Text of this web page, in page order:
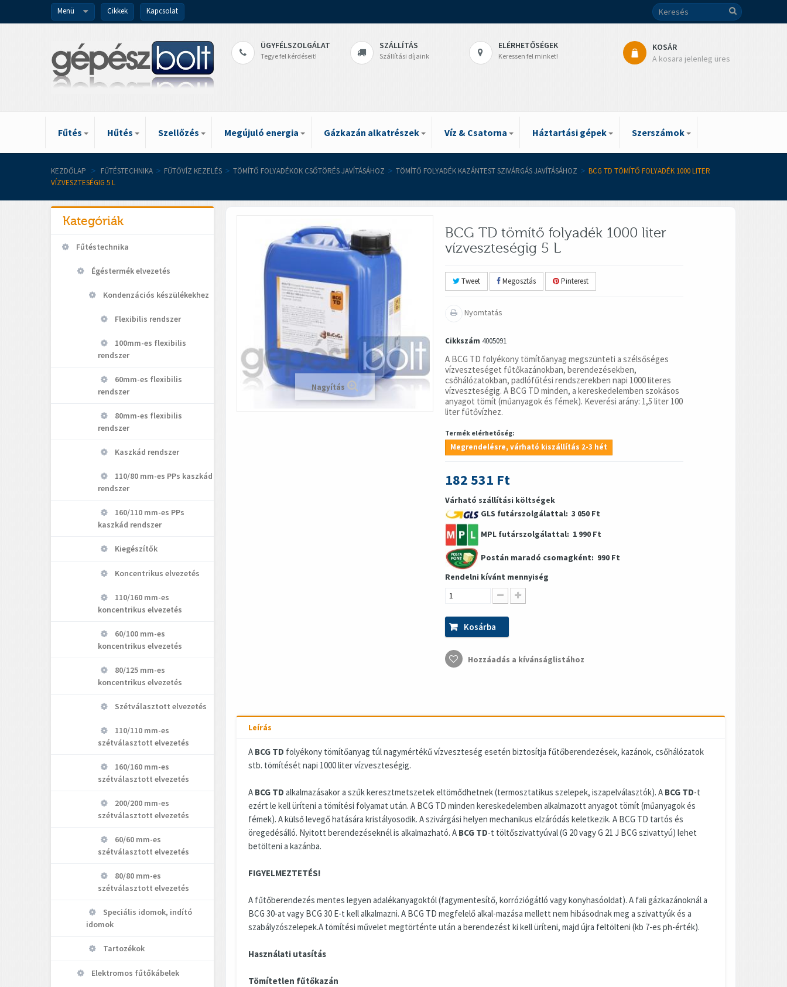
Menü Cikkek Kapcsolat
ÜGYFÉLSZOLGÁLAT
Tegye fel kérdéseit!
SZÁLLÍTÁS
Szállítási díjaink
ELÉRHETŐSÉGEK
Keressen fel minket!
KOSÁR
A kosara jelenleg üres
Fűtés Hűtés Szellőzés Megújuló energia Gázkazán alkatrészek Víz & Csatorna Háztartási gépek Szerszámok
KEZDŐLAP > FŰTÉSTECHNIKA > FŰTŐVÍZ KEZELÉS > TÖMÍTŐ FOLYADÉKOK CSŐTÖRÉS JAVÍTÁSÁHOZ > TÖMÍTŐ FOLYADÉK KAZÁNTEST SZIVÁRGÁS JAVÍTÁSÁHOZ > BCG TD TÖMÍTŐ FOLYADÉK 1000 LITER
VÍZVESZTESÉGIG 5 L
Kategóriák
Fűtéstechnika
Égéstermék elvezetés
Kondenzációs készülékekhez
Flexibilis rendszer
100mm-es flexibilis
rendszer
60mm-es flexibilis
rendszer
80mm-es flexibilis
rendszer
Kaszkád rendszer
110/80 mm-es PPs kaszkád
rendszer
160/110 mm-es PPs
kaszkád rendszer
Kiegészítők
Koncentrikus elvezetés
110/160 mm-es
koncentrikus elvezetés
60/100 mm-es
koncentrikus elvezetés
80/125 mm-es
koncentrikus elvezetés
Szétválasztott elvezetés
110/110 mm-es
szétválasztott elvezetés
160/160 mm-es
szétválasztott elvezetés
200/200 mm-es
szétválasztott elvezetés
60/60 mm-es
szétválasztott elvezetés
80/80 mm-es
szétválasztott elvezetés
Speciális idomok, indító
idomok
Tartozékok
Elektromos fűtőkábelek
Nagyítás
BCG TD tömítő folyadék 1000 liter
vízveszteségig 5 L
Tweet Megosztás Pinterest
Nyomtatás
Cikkszám 4005091
A BCG TD folyékony tömítőanyag megszünteti a szélsőséges
vízveszteséget fűtőkazánokban, berendezésekben,
csőhálózatokban, padlófűtési rendszerekben napi 1000 literes
vízveszteségig. A BCG TD minden, a kereskedelemben szokásos
anyagot tömít (műanyagok és fémek). Keverési arány: 1,5 liter 100
liter fűtővízhez.
Termék elérhetőség:
Megrendelésre, várható kiszállítás 2-3 hét
182 531 Ft
Várható szállítási költségek
GLS futárszolgálattal: 3 050 Ft
MPL futárszolgálattal: 1 990 Ft
Postán maradó csomagként: 990 Ft
Rendelni kívánt mennyiség
Kosárba
Hozzáadás a kívánságlistához
Leírás
A BCG TD folyékony tömítőanyag túl nagymértékű vízveszteség esetén biztosítja fűtőberendezések, kazánok, csőhálózatok
stb. tömítését napi 1000 liter vízveszteségig.
A BCG TD alkalmazásakor a szűk keresztmetszetek eltömődhetnek (termosztatikus szelepek, iszapelválasztók). A BCG TD-t
ezért le kell üríteni a tömítési folyamat után. A BCG TD minden kereskedelemben alkalmazott anyagot tömít (műanyagok és
fémek). A külső levegő hatására kristályosodik. A szivárgási helyen mechanikus elzáródás keletkezik. A BCG TD tartós és
öregedésálló. Nyitott berendezéseknél is alkalmazható. A BCG TD-t töltőszivattyúval (G 20 vagy G 21 J BCG szivattyú) lehet
betölteni a kazánba.
FIGYELMEZTETÉS!
A fűtőberendezés mentes legyen adalékanyagoktól (fagymentesítő, korróziógátló vagy konyhasóoldat). A fali gázkazánoknál a
BCG 30-at vagy BCG 30 E-t kell alkalmazni. A BCG TD megfelelő alkal-mazása mellett nem hibásodnak meg a szivattyúk és a
szabályzószelepek.A tömítési művelet megtörténte után a berendezést ki kell üríteni, majd újra feltölteni (kb 7-es ph-érték).
Használati utasítás
Tömítetlen fűtőkazán